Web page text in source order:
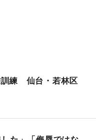
練 仙台・若林区